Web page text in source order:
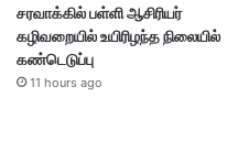
சரவாக்கில் பள்ளி ஆசிரியர்
கழிவறையில் உயிரிழந்த நிலையில்
கண்டெடுப்பு
11 hours ago